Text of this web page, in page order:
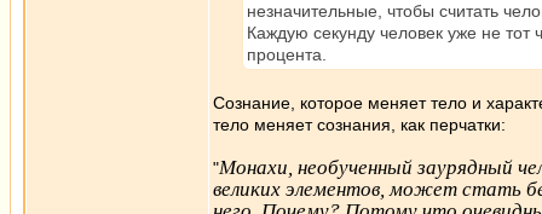
незначительные, чтобы считать
Каждую секунду человек уже не
процента.
Сознание, которое меняет тело и
тело меняет сознания, как перчатки:
"Монахи, необученный заурядный
великих элементов, может стать